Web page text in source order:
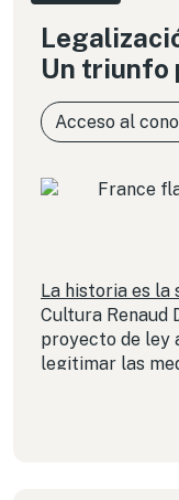
Un triunfo
Acceso al
La historia es la
Cultura Renaud
proyecto de ley
legitimar las
penalizarlos en